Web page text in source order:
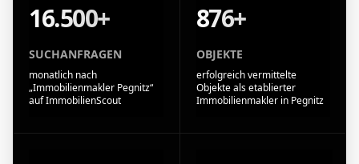
16.500+
SUCHANFRAGEN
monatlich nach
„Immobilienmakler Pegnitz“
auf ImmobilienScout
876+
OBJEKTE
erfolgreich vermittelte
Objekte als etablierter
Immobilienmakler in Pegnitz